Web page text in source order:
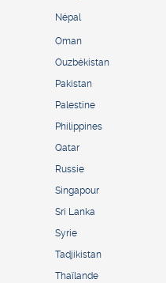
Népal
Oman
Ouzbékistan
Pakistan
Palestine
Philippines
Qatar
Russie
Singapour
Sri Lanka
Syrie
Tadjikistan
Thaïlande